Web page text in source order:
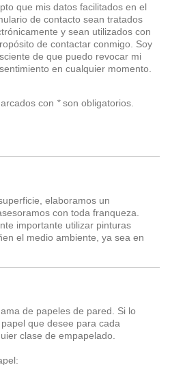
que mis datos facilitados en el
de contacto sean tratados
y sean utilizados con
de contactar conmigo. Soy
de que puedo revocar mi
en cualquier momento.
con *son obligatorios.
elaboramos un
con toda franqueza.
importante utilizar pinturas
el medio ambiente, ya sea en
de papeles de pared. Si lo
que desee para cada
clase de empapelado.